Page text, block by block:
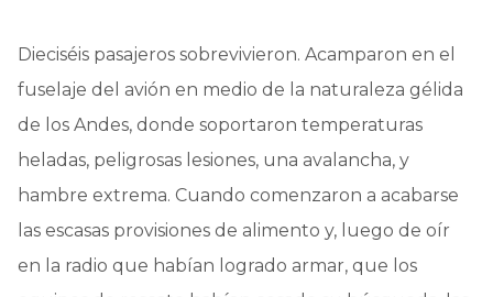
Dieciséis pasajeros sobrevivieron. Acamparon en el
fuselaje del avión en medio de la naturaleza gélida
de los Andes, donde soportaron temperaturas
heladas, peligrosas lesiones, una avalancha, y
hambre extrema. Cuando comenzaron a acabarse
las escasas provisiones de alimento y, luego de oír
en la radio que habían logrado armar, que los